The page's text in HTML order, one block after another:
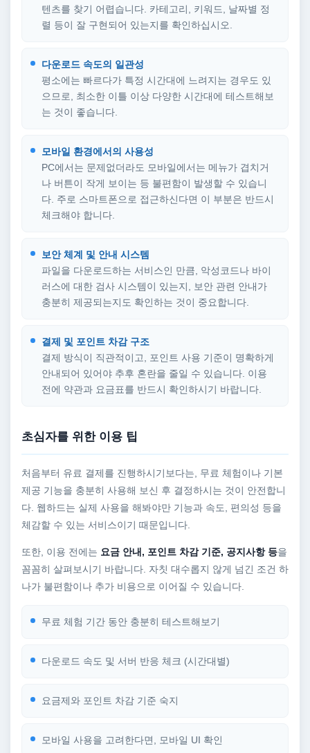
텐츠를 찾기 어렵습니다. 카테고리, 키워드, 날짜별 정
렬 등이 잘 구현되어 있는지를 확인하십시오.
다운로드 속도의 일관성
평소에는 빠르다가 특정 시간대에 느려지는 경우도 있
으므로, 최소한 이틀 이상 다양한 시간대에 테스트해보
는 것이 좋습니다.
모바일 환경에서의 사용성
PC에서는 문제없더라도 모바일에서는 메뉴가 겹치거
나 버튼이 작게 보이는 등 불편함이 발생할 수 있습니
다. 주로 스마트폰으로 접근하신다면 이 부분은 반드시
체크해야 합니다.
보안 체계 및 안내 시스템
파일을 다운로드하는 서비스인 만큼, 악성코드나 바이
러스에 대한 검사 시스템이 있는지, 보안 관련 안내가
충분히 제공되는지도 확인하는 것이 중요합니다.
결제 및 포인트 차감 구조
결제 방식이 직관적이고, 포인트 사용 기준이 명확하게
안내되어 있어야 추후 혼란을 줄일 수 있습니다. 이용
전에 약관과 요금표를 반드시 확인하시기 바랍니다.
초심자를 위한 이용 팁
처음부터 유료 결제를 진행하시기보다는, 무료 체험이나 기본
제공 기능을 충분히 사용해 보신 후 결정하시는 것이 안전합니
다. 웹하드는 실제 사용을 해봐야만 기능과 속도, 편의성 등을
체감할 수 있는 서비스이기 때문입니다.
또한, 이용 전에는 요금 안내, 포인트 차감 기준, 공지사항 등을
꼼꼼히 살펴보시기 바랍니다. 자칫 대수롭지 않게 넘긴 조건 하
나가 불편함이나 추가 비용으로 이어질 수 있습니다.
무료 체험 기간 동안 충분히 테스트해보기
다운로드 속도 및 서버 반응 체크 (시간대별)
요금제와 포인트 차감 기준 숙지
모바일 사용을 고려한다면, 모바일 UI 확인